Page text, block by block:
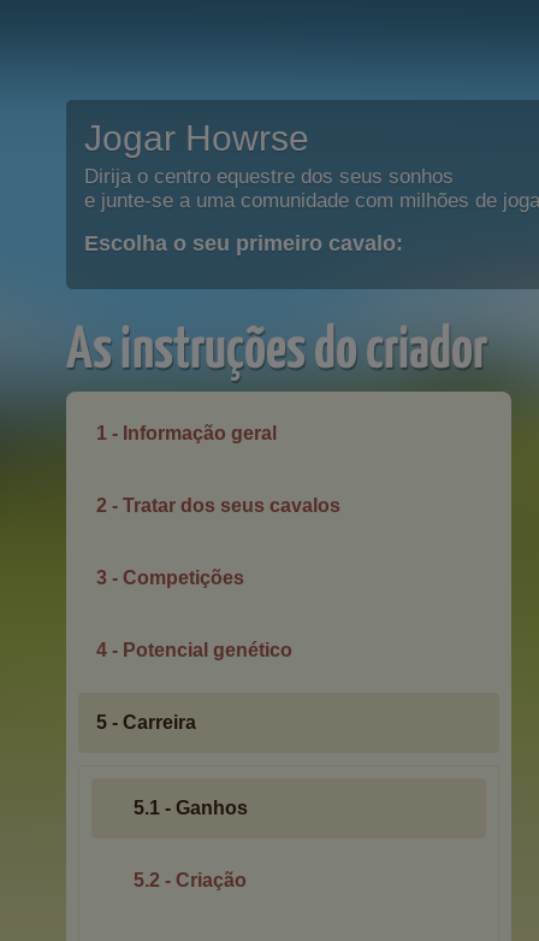
Jogar Howrse
Dirija o centro equestre dos seus sonhos
e junte-se a uma comunidade com milhões de
Escolha o seu primeiro cavalo:
As instruções do criador
1 - Informação geral
2 - Tratar dos seus cavalos
3 - Competições
4 - Potencial genético
5 - Carreira
5.1 - Ganhos
5.2 - Criação